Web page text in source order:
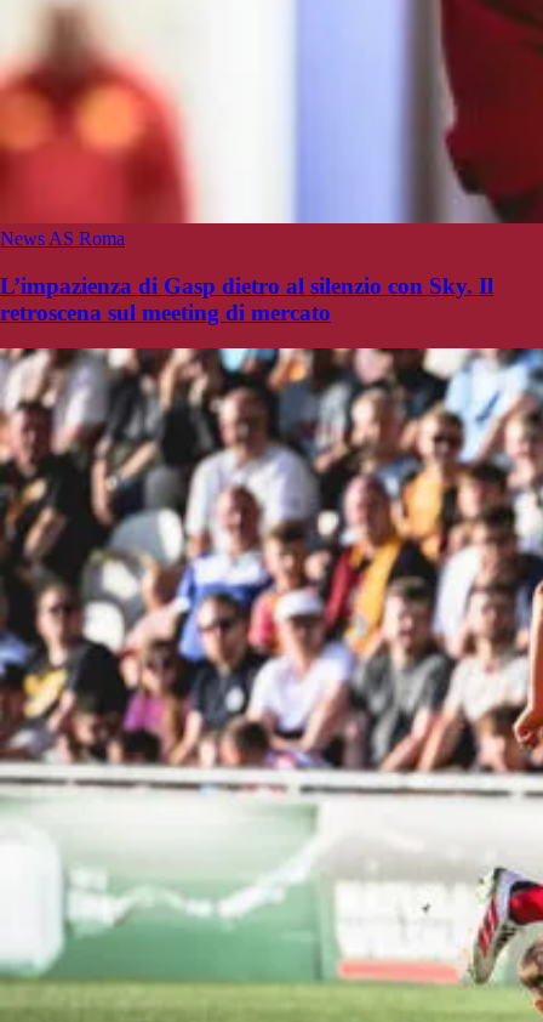
News AS Roma
L’impazienza di Gasp dietro al silenzio con Sky. Il
retroscena sul meeting di mercato